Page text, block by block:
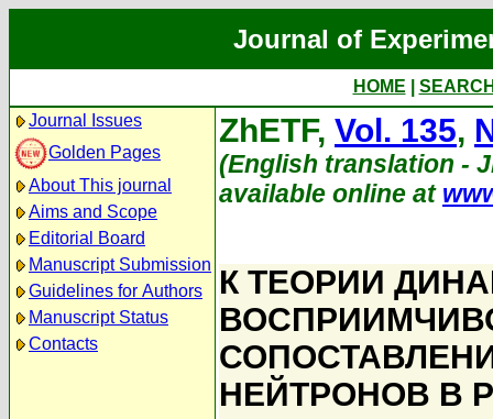
Journal of
HOME
Journal Issues
Golden Pages
About This journal
Aims and Scope
Editorial Board
Manuscript Submission
Guidelines for Authors
Manuscript Status
Contacts
ZhETF, Vol. 135,
(English translation -
available online at
К ТЕОРИИ
НЕЙТРОНОВ В